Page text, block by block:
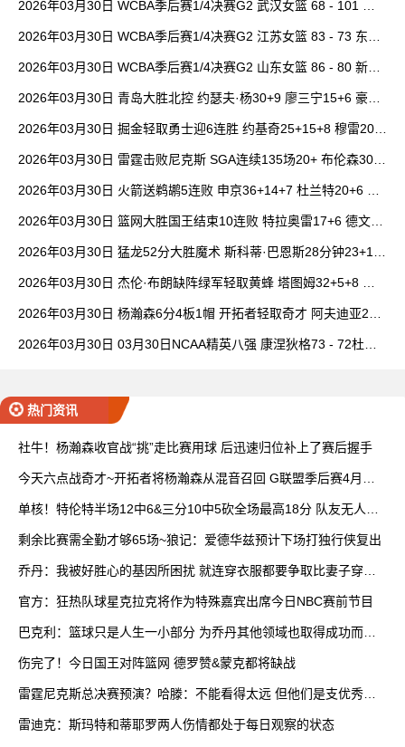
2026年03月30日 WCBA季后赛1/4决赛G2 武汉女篮 68 - 101 山
2026年03月30日 WCBA季后赛1/4决赛G2 江苏女篮 83 - 73 东莞
2026年03月30日 WCBA季后赛1/4决赛G2 山东女篮 86 - 80 新疆
2026年03月30日 青岛大胜北控 约瑟夫·杨30+9 廖三宁15+6 豪斯
2026年03月30日 掘金轻取勇士迎6连胜 约基奇25+15+8 穆雷20+
2026年03月30日 雷霆击败尼克斯 SGA连续135场20+ 布伦森30分
2026年03月30日 火箭送鹈鹕5连败 申京36+14+7 杜兰特20+6 锡
2026年03月30日 篮网大胜国王结束10连败 特拉奥雷17+6 德文·
2026年03月30日 猛龙52分大胜魔术 斯科蒂·巴恩斯28分钟23+15
2026年03月30日 杰伦·布朗缺阵绿军轻取黄蜂 塔图姆32+5+8 普
2026年03月30日 杨瀚森6分4板1帽 开拓者轻取奇才 阿夫迪亚20+
2026年03月30日 03月30日NCAA精英八强 康涅狄格73 - 72杜克
热门资讯
社牛！杨瀚森收官战“挑”走比赛用球 后迅速归位补上了赛后握手
今天六点战奇才~开拓者将杨瀚森从混音召回 G联盟季后赛4月开
单核！特伦特半场12中6&三分10中5砍全场最高18分 队友无人上
剩余比赛需全勤才够65场~狼记：爱德华兹预计下场打独行侠复出
乔丹：我被好胜心的基因所困扰 就连穿衣服都要争取比妻子穿得
官方：狂热队球星克拉克将作为特殊嘉宾出席今日NBC赛前节目
巴克利：篮球只是人生一小部分 为乔丹其他领域也取得成功而自
伤完了！今日国王对阵篮网 德罗赞&蒙克都将缺战
雷霆尼克斯总决赛预演？哈滕：不能看得太远 但他们是支优秀球
雷迪克：斯玛特和蒂耶罗两人伤情都处于每日观察的状态